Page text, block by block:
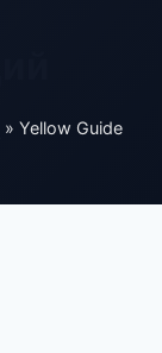
» Yellow Guide